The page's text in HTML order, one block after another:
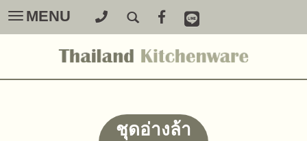
Toggle
navigation
MENU
ชุดอ่างล้า